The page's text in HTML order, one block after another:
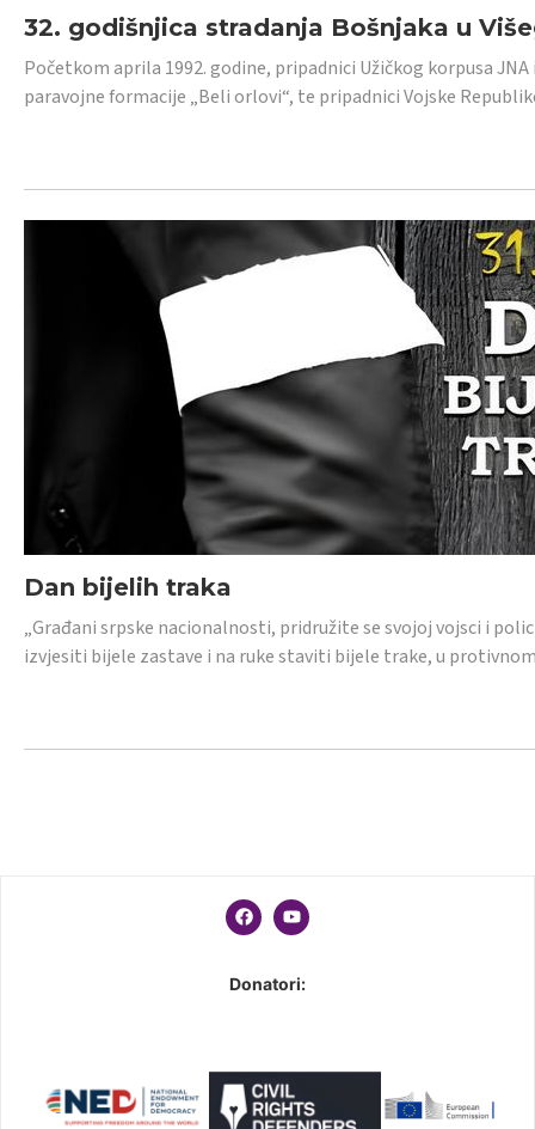
32. godišnjica stradanja Bošnjaka u
Početkom aprila 1992. godine, pripadnici Užičkog korpusa
paravojne formacije „Beli orlovi“, te pripadnici Vojske
Dan bijelih traka
„Građani srpske nacionalnosti, pridružite se svojoj vojsci i
izvjesiti bijele zastave i na ruke staviti bijele trake, u
Donatori: